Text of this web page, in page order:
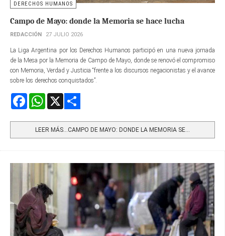
DERECHOS HUMANOS
Campo de Mayo: donde la Memoria se hace lucha
REDACCIÓN 27 JULIO 2026
La Liga Argentina por los Derechos Humanos participó en una nueva jornada
de la Mesa por la Memoria de Campo de Mayo, donde se renovó el compromiso
con Memoria, Verdad y Justicia “frente a los discursos negacionistas y el avance
sobre los derechos conquistados”.
FacebookWhatsApp
LEER MÁS…CAMPO DE MAYO: DONDE LA MEMORIA SE...